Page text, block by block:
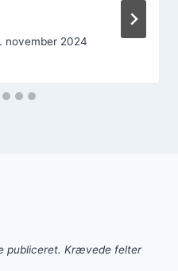
november 2024
publiceret. Krævede felter